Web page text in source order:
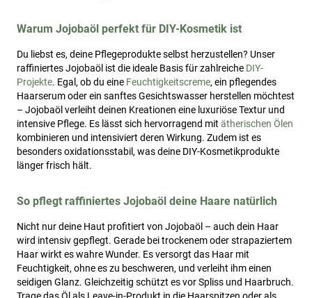
Warum Jojobaöl perfekt für DIY-Kosmetik ist
Du liebst es, deine Pflegeprodukte selbst herzustellen? Unser
raffiniertes Jojobaöl ist die ideale Basis für zahlreiche DIY-
Projekte. Egal, ob du eine Feuchtigkeitscreme, ein pflegendes
Haarserum oder ein sanftes Gesichtswasser herstellen möchtest
– Jojobaöl verleiht deinen Kreationen eine luxuriöse Textur und
intensive Pflege. Es lässt sich hervorragend mit ätherischen Ölen
kombinieren und intensiviert deren Wirkung. Zudem ist es
besonders oxidationsstabil, was deine DIY-Kosmetikprodukte
länger frisch hält.
So pflegt raffiniertes Jojobaöl deine Haare natürlich
Nicht nur deine Haut profitiert von Jojobaöl – auch dein Haar
wird intensiv gepflegt. Gerade bei trockenem oder strapaziertem
Haar wirkt es wahre Wunder. Es versorgt das Haar mit
Feuchtigkeit, ohne es zu beschweren, und verleiht ihm einen
seidigen Glanz. Gleichzeitig schützt es vor Spliss und Haarbruch.